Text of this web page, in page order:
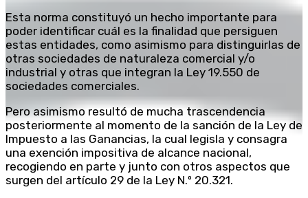
Esta norma constituyó un hecho importante para
poder identificar cuál es la finalidad que persiguen
estas entidades, como asimismo para distinguirlas de
otras sociedades de naturaleza comercial y/o
industrial y otras que integran la Ley 19.550 de
sociedades comerciales.
Pero asimismo resultó de mucha trascendencia
posteriormente al momento de la sanción de la Ley de
Impuesto a las Ganancias, la cual legisla y consagra
una exención impositiva de alcance nacional,
recogiendo en parte y junto con otros aspectos que
surgen del artículo 29 de la Ley N.º 20.321.